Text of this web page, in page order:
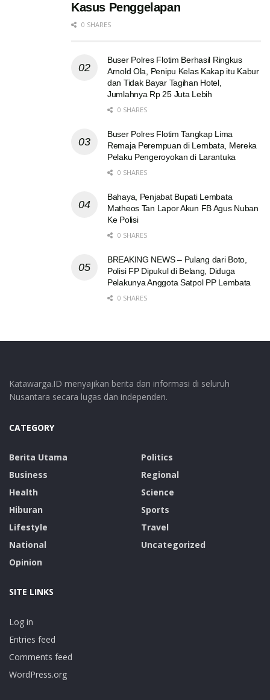
Kasus Penggelapan
0 SHARES
Buser Polres Flotim Berhasil Ringkus
Arnold Ola, Penipu Kelas Kakap itu Kabur
dan Tidak Bayar Tagihan Hotel,
Jumlahnya Rp 25 Juta Lebih
0 SHARES
Buser Polres Flotim Tangkap Lima
Remaja Perempuan di Lembata, Mereka
Pelaku Pengeroyokan di Larantuka
0 SHARES
Bahaya, Penjabat Bupati Lembata
Matheos Tan Lapor Akun FB Agus Nuban
Ke Polisi
0 SHARES
BREAKING NEWS – Pulang dari Boto,
Polisi FP Dipukul di Belang, Diduga
Pelakunya Anggota Satpol PP Lembata
0 SHARES
Katawarga.ID menyajikan berita dan informasi di seluruh
Nusantara secara lugas dan independen.
CATEGORY
Berita Utama
Business
Health
Hiburan
Lifestyle
National
Opinion
Politics
Regional
Science
Sports
Travel
Uncategorized
SITE LINKS
Log in
Entries feed
Comments feed
WordPress.org